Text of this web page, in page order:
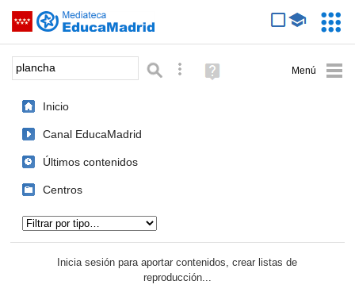
Saltar navegación
Palabra o frase: Búsqueda avanzada
Ayuda
(en
Inicio
Canal EducaMadrid
Últimos contenidos
Centros
Inicia sesión para aportar contenidos, crear listas de
reproducción...